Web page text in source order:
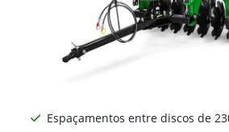
Espaçamentos entre discos de